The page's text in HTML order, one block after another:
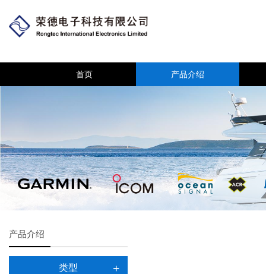
首页 产品介绍
产品介绍
类型